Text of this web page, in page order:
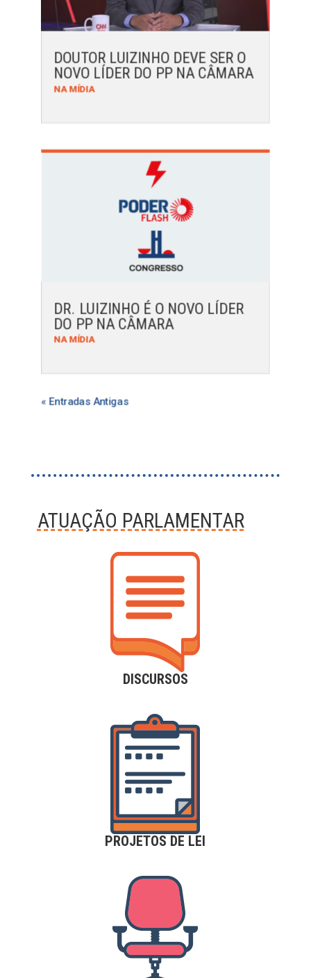
DOUTOR LUIZINHO DEVE SER O
NOVO LÍDER DO PP NA CÂMARA
NA MÍDIA
DR. LUIZINHO É O NOVO LÍDER
DO PP NA CÂMARA
NA MÍDIA
« Entradas Antigas
ATUAÇÃO PARLAMENTAR
DISCURSOS
PROJETOS DE LEI